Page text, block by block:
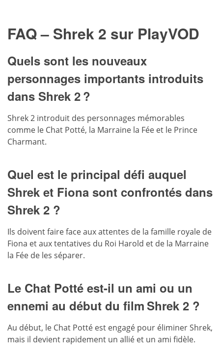
FAQ – Shrek 2 sur PlayVOD
Quels sont les nouveaux
personnages importants introduits
dans Shrek 2 ?
Shrek 2 introduit des personnages mémorables
comme le Chat Potté, la Marraine la Fée et le Prince
Charmant.
Quel est le principal défi auquel
Shrek et Fiona sont confrontés dans
Shrek 2 ?
Ils doivent faire face aux attentes de la famille royale de
Fiona et aux tentatives du Roi Harold et de la Marraine
la Fée de les séparer.
Le Chat Potté est-il un ami ou un
ennemi au début du film Shrek 2 ?
Au début, le Chat Potté est engagé pour éliminer Shrek,
mais il devient rapidement un allié et un ami fidèle.